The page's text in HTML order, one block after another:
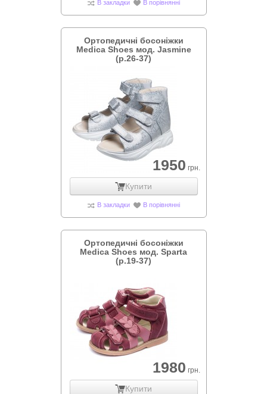
В закладки В порівнянні
Ортопедичні босоніжки
Medica Shoes мод. Jasmine
(р.26-37)
1950 грн.
Купити
В закладки В порівнянні
Ортопедичні босоніжки
Medica Shoes мод. Sparta
(р.19-37)
1980 грн.
Купити